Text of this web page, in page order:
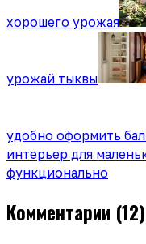
хорошего урожая
урожай тыквы
удобно оформить
интерьер для
функционально
Комментарии (12)